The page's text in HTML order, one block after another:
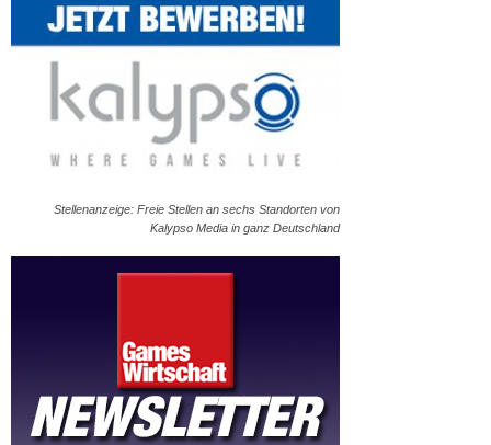
Stellenanzeige: Freie Stellen an sechs Standorten von
Kalypso Media in ganz Deutschland